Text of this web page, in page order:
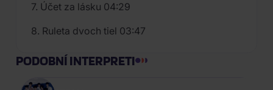
7. Účet za lásku 04:29
8. Ruleta dvoch tiel 03:47
PODOBNÍ INTERPRETI